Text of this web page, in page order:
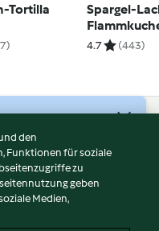
Tortilla
Spargel-
4.7 (443)
den
Funktionen für soziale
zu
geben
Medien,